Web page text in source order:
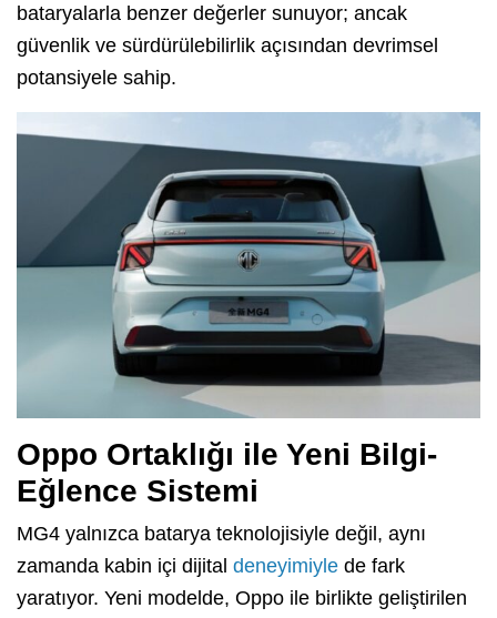
bataryalarla benzer değerler sunuyor; ancak
güvenlik ve sürdürülebilirlik açısından devrimsel
potansiyele sahip.
Oppo Ortaklığı ile Yeni Bilgi-
Eğlence Sistemi
MG4 yalnızca batarya teknolojisiyle değil, aynı
zamanda kabin içi dijital deneyimiyle de fark
yaratıyor. Yeni modelde, Oppo ile birlikte geliştirilen